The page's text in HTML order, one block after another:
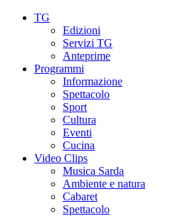
TG
Edizioni
Servizi TG
Anteprime
Programmi
Informazione
Spettacolo
Sport
Cultura
Eventi
Cucina
Video Clips
Musica Sarda
Ambiente e natura
Cabaret
Spettacolo